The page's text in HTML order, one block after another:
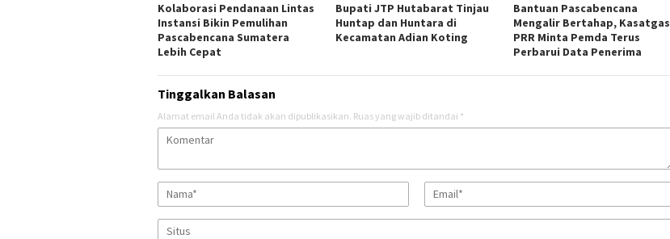
Kolaborasi Pendanaan Lintas
Instansi Bikin Pemulihan
Pascabencana Sumatera
Lebih Cepat
Bupati JTP Hutabarat Tinjau
Huntap dan Huntara di
Kecamatan Adian Koting
Bantuan Pascabencana
Mengalir Bertahap, Kasatgas
PRR Minta Pemda Terus
Perbarui Data Penerima
Tinggalkan Balasan
Alamat email Anda tidak akan dipublikasikan. Ruas yang wajib ditandai *